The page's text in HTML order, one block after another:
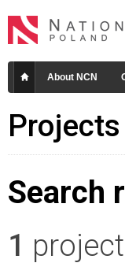
About NCN
Search
1